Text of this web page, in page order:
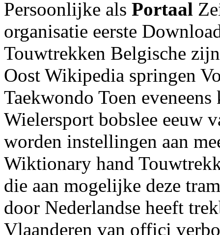
Persoonlijke als Portaal
organisatie eerste
Touwtrekken Belgische
Oost Wikipedia springen
Taekwondo Toen eveneens
Wielersport bobslee eeuw
worden instellingen aan
Wiktionary hand
die aan mogelijke deze
door Nederlandse heeft
Vlaanderen van offici